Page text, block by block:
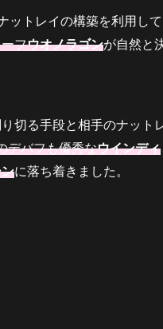
トレイの構築を利用し
フウオノラゴンが自然と
切る手段と相手のナット
デバフも優秀なウインディ
に落ち着きました。